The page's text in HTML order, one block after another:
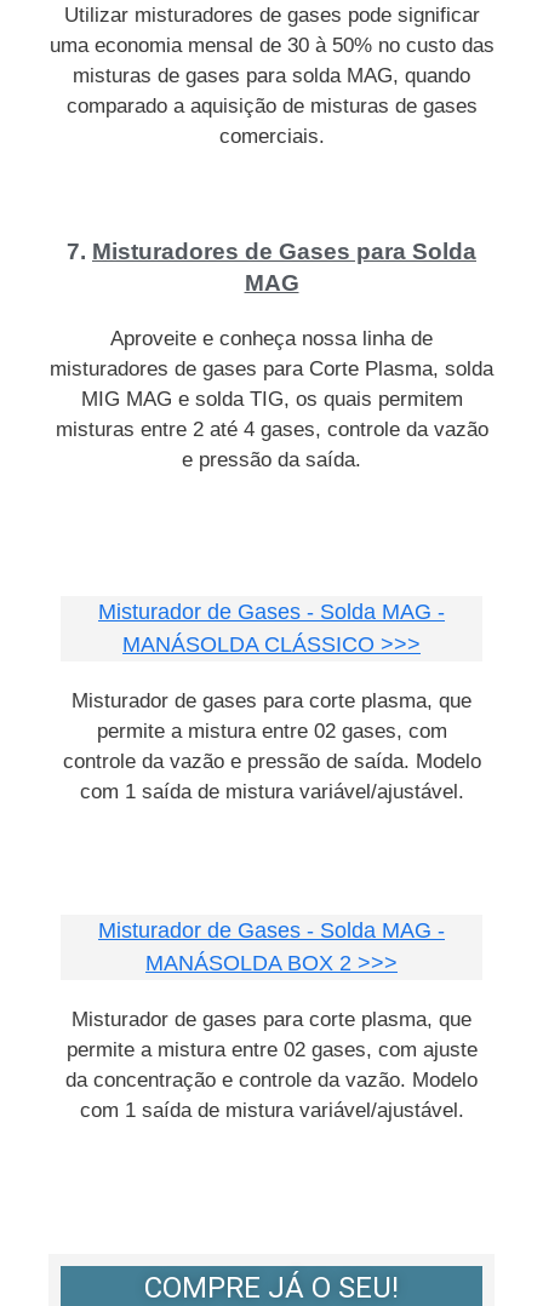
Utilizar misturadores de gases pode significar
uma economia mensal de 30 à 50% no custo das
misturas de gases para solda MAG, quando
comparado a aquisição de misturas de gases
comerciais.
7. Misturadores de Gases para Solda
MAG
Aproveite e conheça nossa linha de
misturadores de gases para Corte Plasma, solda
MIG MAG e solda TIG, os quais permitem
misturas entre 2 até 4 gases, controle da vazão
e pressão da saída.
Misturador de Gases - Solda MAG -
MANÁSOLDA CLÁSSICO >>>
Misturador de gases para corte plasma, que
permite a mistura entre 02 gases, com
controle da vazão e pressão de saída. Modelo
com 1 saída de mistura variável/ajustável.
Misturador de Gases - Solda MAG -
MANÁSOLDA BOX 2 >>>
Misturador de gases para corte plasma, que
permite a mistura entre 02 gases, com ajuste
da concentração e controle da vazão. Modelo
com 1 saída de mistura variável/ajustável.
COMPRE JÁ O SEU!